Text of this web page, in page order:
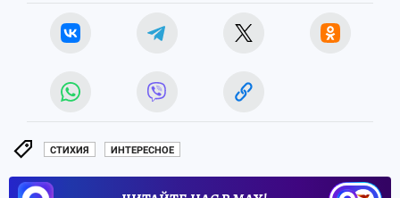
СТИХИЯ ИНТЕРЕСНОЕ